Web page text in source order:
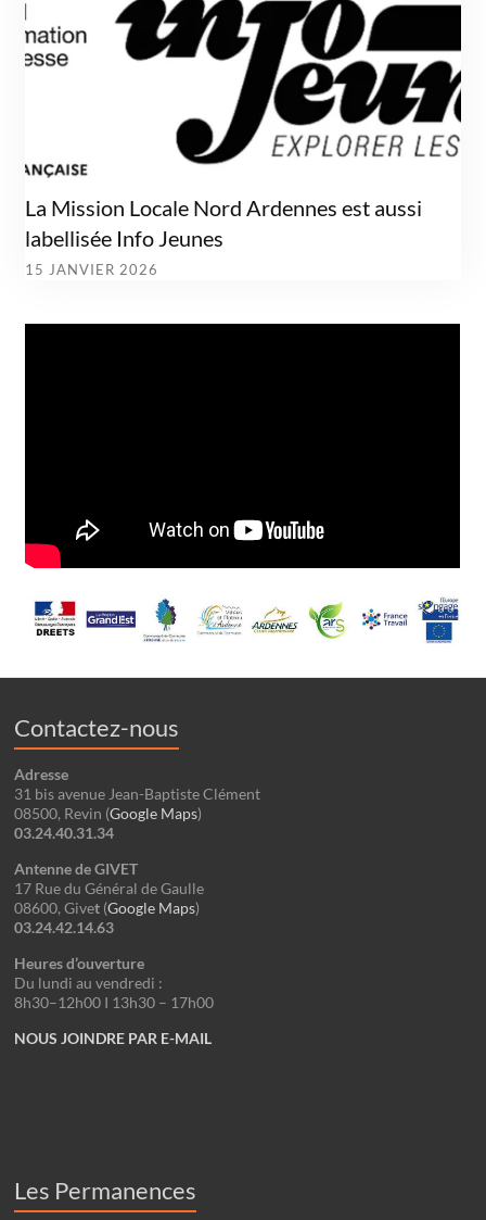
La Mission Locale Nord Ardennes est aussi
labellisée Info Jeunes
15 JANVIER 2026
Contactez-nous
Adresse
31 bis avenue Jean-Baptiste Clément
08500, Revin (Google Maps)
03.24.40.31.34
Antenne de GIVET
17 Rue du Général de Gaulle
08600, Givet (Google Maps)
03.24.42.14.63
Heures d’ouverture
Du lundi au vendredi :
8h30–12h00 I 13h30 – 17h00
NOUS JOINDRE PAR E-MAIL
Les Permanences